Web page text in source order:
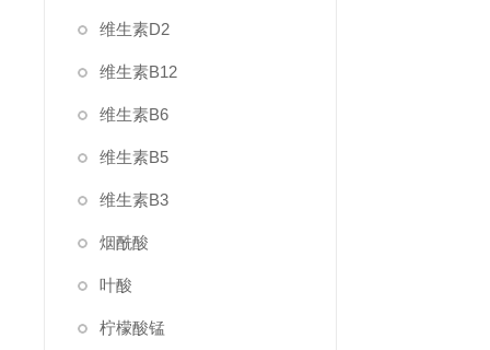
维生素D2
维生素B12
维生素B6
维生素B5
维生素B3
烟酰酸
叶酸
柠檬酸锰